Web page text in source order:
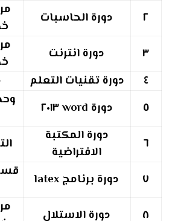
٢
دورة الحاسبات
٣
دورة انترنت
٤
دورة تقنيات التعلم
٥
دورة word ٢٠١٣
٦
دورة المكتبة
الافتراضية
٧ دورة برنامج latex
٨
دورة الاستلال